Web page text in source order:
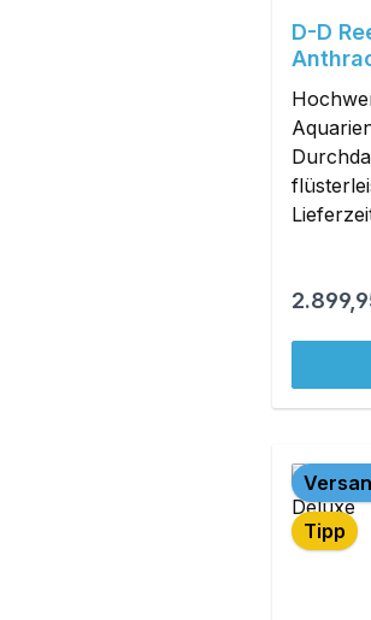
D-D
Tipp